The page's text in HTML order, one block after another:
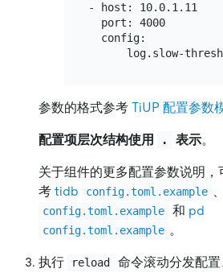
- host: 10.0.1.11
  port: 4000
  config:
参数的格式参考 TiUP 配置参数
配置项层次结构使用 . 表示。
关于组件的更多配置参数说明，
考 tidb config.toml.example 、
config.toml.example 和 pd
config.toml.example 。
执行 reload 命令滚动分发配置